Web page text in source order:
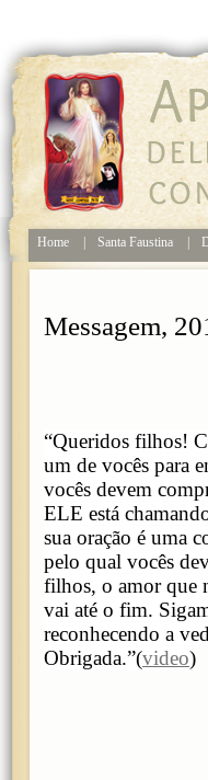
Home Santa Faustina
Messagem,
“Queridos filhos!
um de vocês para
vocês devem
ELE está
sua oração é uma
pelo qual vocês
filhos, o amor que
vai até o fim.
reconhecendo a
Obrigada.”(video)